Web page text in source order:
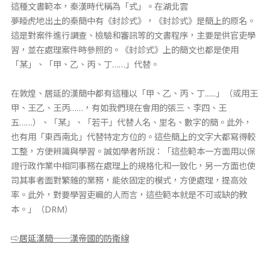
這種文書範本，秦漢時代稱為「式」。在湖北雲
夢睡虎地出土的秦簡中有《封診式》，《封診式》是簡上的原名。
這是對案件進行調查、檢驗和審訊等的文書程序，主要是供官吏學
習，並在處理案件時參照的。《封診式》上的簡文也都是使用
「某」、「甲、乙、丙、丁……」代替。
在敦煌、居延的漢簡中都有這種以「甲、乙、丙、丁......」（或用王
甲、王乙、王丙……，有如我們現在會用的張三、李四、王
五……）、「某」、「若干」代替人名、里名、數字的簡。此外，
也有用「東西南北」代替特定方位的。這些簡上的文字大都寫得較
工整，方便辨識與學習。誠如學者所說：「這些範本一方面用以保
證行政作業中相同事務在處理上的規格化和一致化，另一方面也使
司其事者面對繁雜的業務，能依固定的模式，方便處理，提高效
率。此外，對要學習吏職的人而言，這些範本就是不可或缺的教
本。」
（DRM）
⇨居延漢簡──漢帝國的防衛線